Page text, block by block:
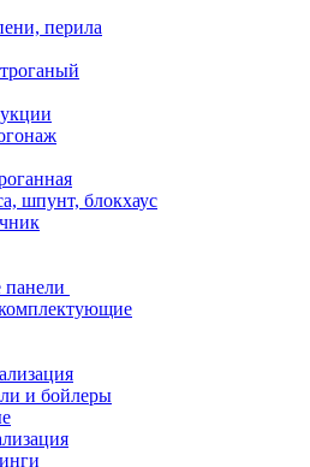
перила
шпунт, блокхаус
и бойлеры